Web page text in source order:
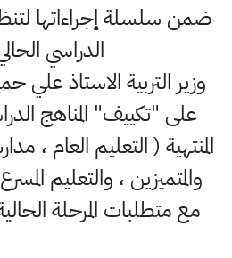
ضمن سلسلة إجراءاتها
الدراسي
وزير التربية الاستاذ علي
على "تكييف" المناهج
المنتهية ( التعليم العام ،
والمتميزين ، والتعليم
مع متطلبات المرحلة